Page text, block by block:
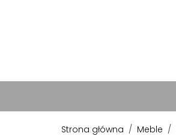
Strona główna / Meble /